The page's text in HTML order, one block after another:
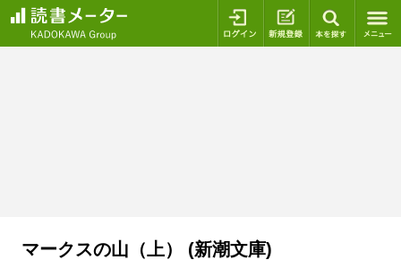
ログイン 新規登録
マークスの山（上） (新潮文庫)